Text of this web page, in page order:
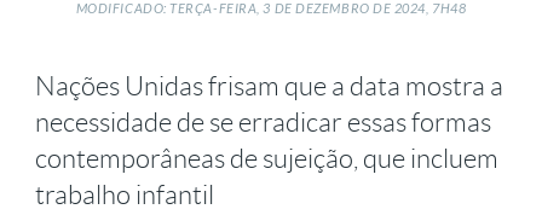
MODIFICADO: TERÇA-FEIRA, 3 DEDEZEMBRO DE 2024, 7H48
Nações Unidas frisam que a data mostra a
necessidade de se erradicar essas formas
contemporâneas de sujeição, que incluem
trabalho infantil